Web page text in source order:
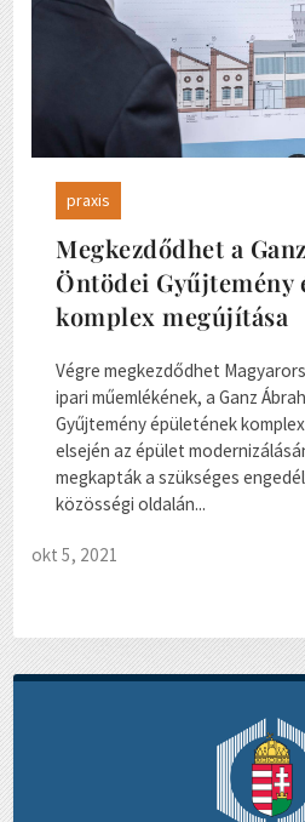
praxis
Megkezdődhet a
Öntödei Gyűjtemény
komplex megújítása
Végre megkezdődhet
ipari műemlékének, a Ganz
Gyűjtemény épületének
elsején az épület
megkapták a szükséges
közösségi oldalán...
okt 5, 2021